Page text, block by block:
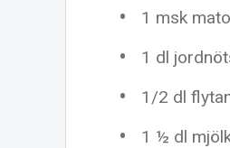
1 msk
1 dl
1/2 dl
1 ½ dl